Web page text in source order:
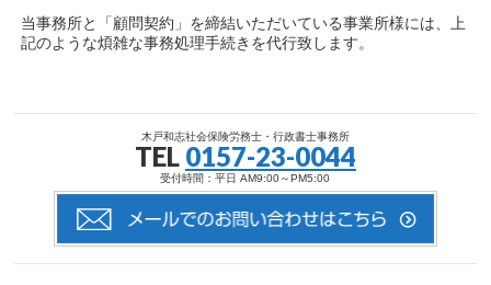
当事務所と「顧問契約」を締結いただいている事業所様には、上
記のような煩雑な事務処理手続きを代行致します。
木戸和志社会保険労務士・行政書士事務所
TEL 0157-23-0044
受付時間：平日 AM9:00～PM5:00